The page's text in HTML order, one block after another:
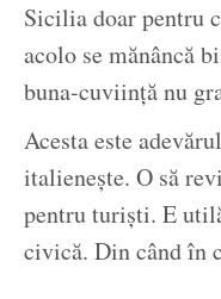
Sicilia doar pentru
acolo se mănâncă
buna-cuviință nu
Acesta este
italienește. O să
pentru turiști. E
civică. Din când în